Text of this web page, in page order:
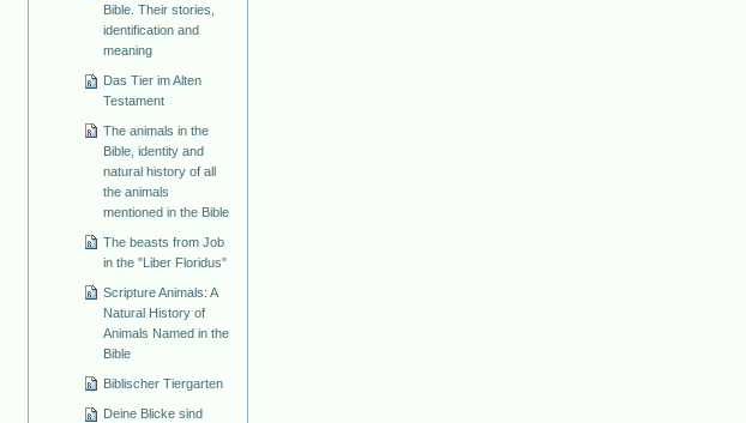
Bible. Their stories,
identification and
meaning
Das Tier im Alten
Testament
The animals in the
Bible, identity and
natural history of all
the animals
mentioned in the Bible
The beasts from Job
in the "Liber Floridus"
Scripture Animals: A
Natural History of
Animals Named in the
Bible
Biblischer Tiergarten
Deine Blicke sind